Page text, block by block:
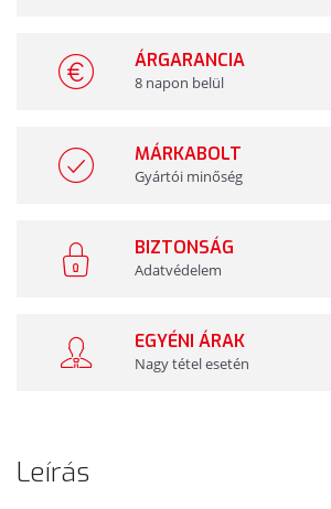
ÁRGARANCIA
8 napon belül
MÁRKABOLT
Gyártói minőség
BIZTONSÁG
Adatvédelem
EGYÉNI ÁRAK
Nagy tétel esetén
Leírás